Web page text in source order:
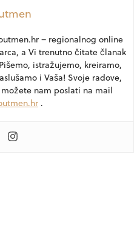
– regionalnog online
a Vi trenutno čitate članak
Pišemo, istražujemo, kreiramo,
i Vaša! Svoje radove,
nam poslati na mail
.